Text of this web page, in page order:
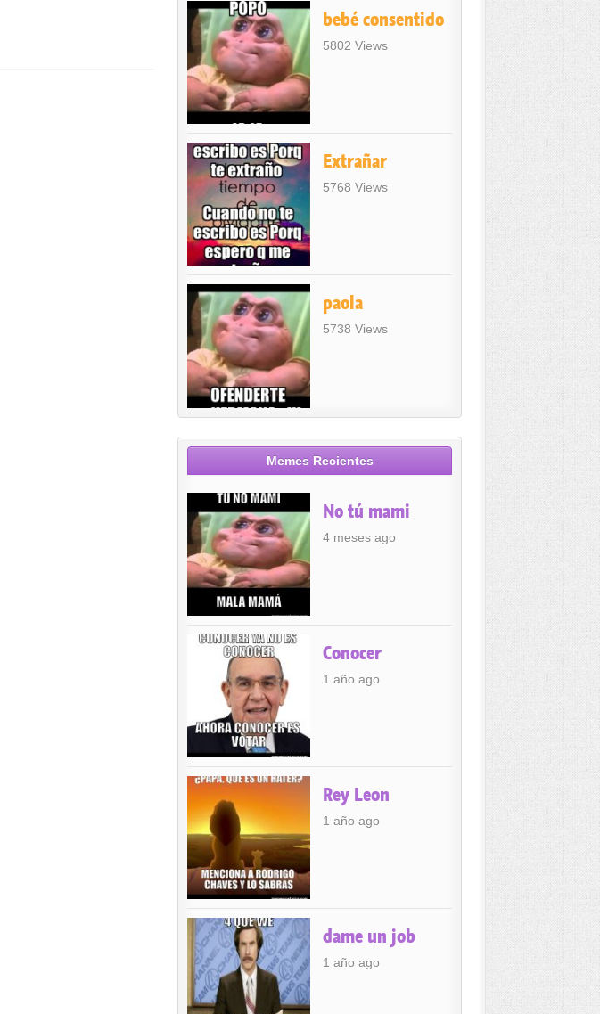
bebé consentido
5802 Views
Extrañar
5768 Views
paola
5738 Views
Memes Recientes
No tú mami
4 meses ago
Conocer
1 año ago
Rey Leon
1 año ago
dame un job
1 año ago